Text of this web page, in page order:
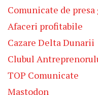
Comunicate de
Afaceri profitabile
Cazare Delta Dunarii
Clubul
TOP Comunicate
Mastodon